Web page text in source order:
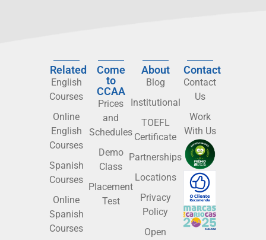
Related
English
Courses
Online
English
Courses
Spanish
Courses
Online
Spanish
Courses
Come
to
CCAA
Prices
and
Schedules
Demo
Class
Placement
Test
About
Blog
Institutional
TOEFL
Certificate
Partnerships
Locations
Privacy
Policy
Open
Contact
Contact
Us
Work
With Us